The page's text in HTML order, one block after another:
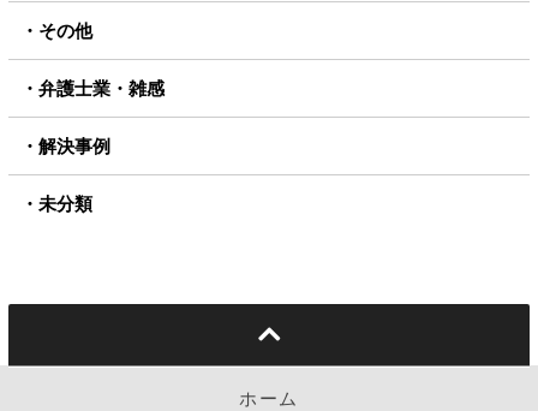
その他
弁護士業・雑感
解決事例
未分類
ホーム